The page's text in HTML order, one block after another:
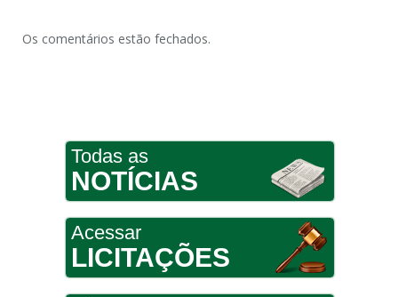
Os comentários estão fechados.
Todas as
NOTÍCIAS
Acessar
LICITAÇÕES